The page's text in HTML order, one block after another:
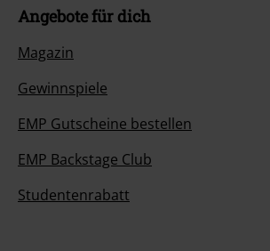
Angebote für dich
Magazin
Gewinnspiele
EMP Gutscheine bestellen
EMP Backstage Club
Studentenrabatt